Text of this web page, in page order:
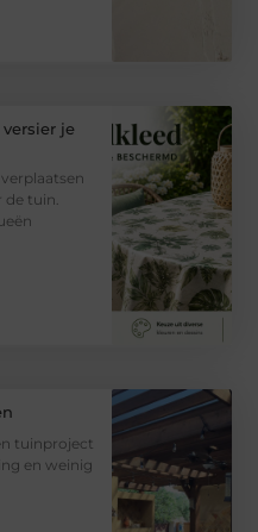
je
tuin.
tuinproject
en weinig